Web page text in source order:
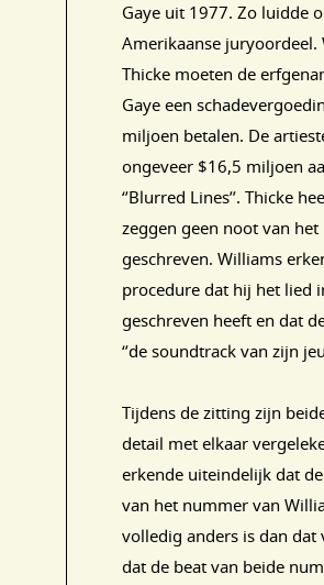
Gaye uit 1977. Zo luidde
Amerikaanse juryoordeel.
Thicke moeten de
Gaye een
miljoen betalen. De
ongeveer $16,5 miljoen
‘’Blurred Lines’’. Thicke
zeggen geen noot van
geschreven. Williams
procedure dat hij het lied
geschreven heeft en dat
‘’de soundtrack van zijn
Tijdens de zitting zijn
detail met elkaar
erkende uiteindelijk dat
van het nummer van
volledig anders is dan dat
dat de beat van beide